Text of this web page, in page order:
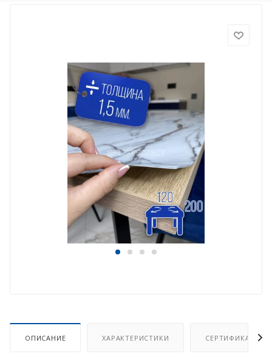
ОПИСАНИЕ ХАРАКТЕРИСТИКИ СЕРТИФИКАТ